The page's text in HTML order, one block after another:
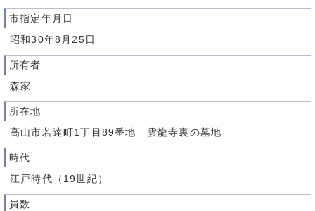
市指定年月日
昭和30年8月25日
所有者
森家
所在地
高山市若達町1丁目89番地 雲龍寺裏の墓地
時代
江戸時代（19世紀）
員数